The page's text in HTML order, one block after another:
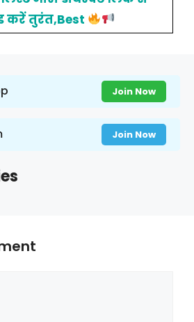
करें तुरंत,Best
Join Now
Join Now